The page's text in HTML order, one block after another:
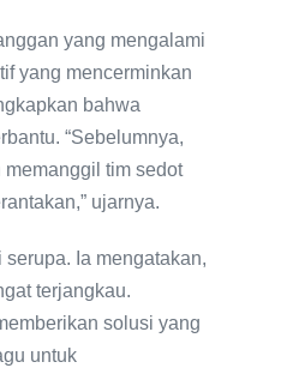
yang mengalami
yang mencerminkan
bahwa
“Sebelumnya,
tim sedot
ujarnya.
Ia mengatakan,
terjangkau.
solusi yang
untuk